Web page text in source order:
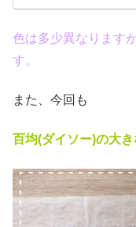
色は多少異なります
す。
また、今回も
百均(ダイソー)の大